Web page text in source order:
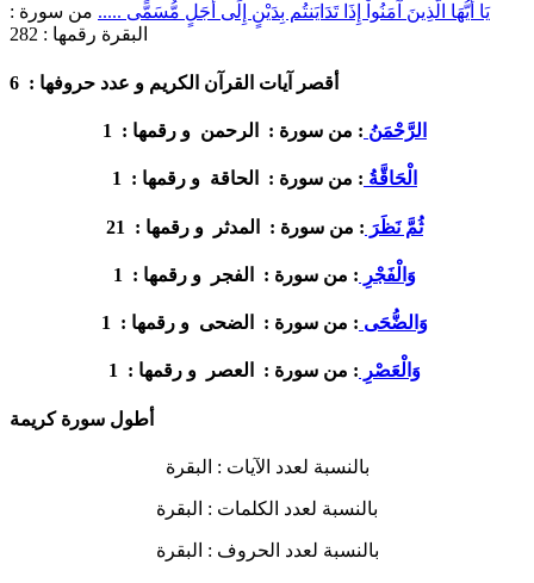
يَا أَيُّهَا الَّذِينَ آمَنُواْ إِذَا تَدَايَنتُم بِدَيْنٍ إِلَى أَجَلٍ مُّسَمًّى ..... من سورة :
البقرة رقمها : 282
أقصر آيات القرآن الكريم و عدد حروفها :
الرَّحْمَنُ : من سورة : الرحمن و رقمها :
الْحَاقَّةُ : من سورة : الحاقة و رقمها :
ثُمَّ نَظَرَ : من سورة : المدثر و رقمها : 21
وَالْفَجْرِ : من سورة : الفجر و رقمها :
وَالضُّحَى : من سورة : الضحى و رقمها :
وَالْعَصْرِ : من سورة : العصر و رقمها :
أطول سورة كريمة
بالنسبة لعدد الآيات : البقرة
بالنسبة لعدد الكلمات : البقرة
بالنسبة لعدد الحروف : البقرة